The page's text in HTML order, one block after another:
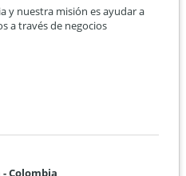
y nuestra misión es ayudar a
a través de negocios
Colombia